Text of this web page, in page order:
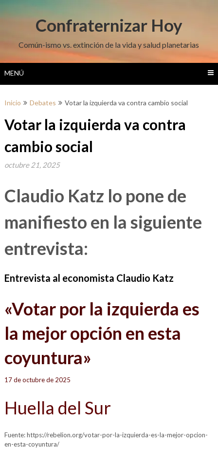
Confraternizar Hoy
Común-ismo vs. extinción de la vida y salud planetarias
MENÚ
Inicio Debates Votar la izquierda va contra cambio social
Votar la izquierda va contra
cambio social
octubre 21, 2025
Claudio Katz lo pone de
manifiesto en la siguiente
entrevista:
Entrevista al economista Claudio Katz
«Votar por la izquierda es
la mejor opción en esta
coyuntura»
17 de octubre de 2025
Huella del Sur
Fuente: https://rebelion.org/votar-por-la-izquierda-es-la-mejor-opcion-
en-esta-coyuntura/